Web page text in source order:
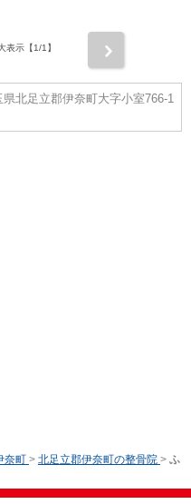
表示【1/1】
県北足立郡伊奈町大字小室766-1
奈町 > 北足立郡伊奈町の整骨院 > ふ